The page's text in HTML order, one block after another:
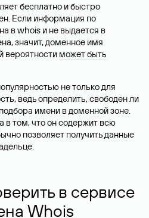
бесплатно и быстро
Если информация по
в whois и не выдается в
значит, доменное имя
вероятности может быть
не только для
ведь определить, свободен ли
имени в доменной зоне.
в том, что он содержит всю
позволяет получить данные
в сервисе
Whois